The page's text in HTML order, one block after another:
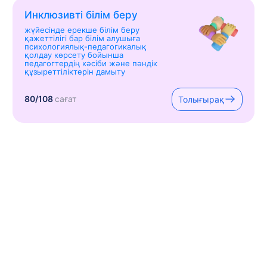
Инклюзивті білім беру
жүйесінде ерекше білім беру
қажеттілігі бар білім алушыға
психологиялық-педагогикалық
қолдау көрсету бойынша
педагогтердің кәсіби және пәндік
құзыреттіліктерін дамыту
80/108сағат Толығырақ